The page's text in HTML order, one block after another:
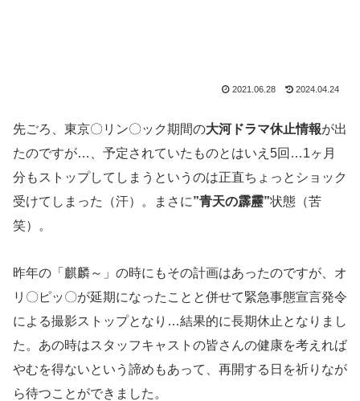
2021.06.28 2024.04.24
先ごろ、東京〇リン〇ック期間の大河ドラマ休止情報が出
たのですが…、予定されていたものとはいえ5回…1ヶ月
分もストップしてしまうというのは正直ちょっとショック
受けてしまった（汗）。まさに”青天の霹靂”状態（苦
笑）。
昨年の「麒麟～」の時にもその計画はあったのですが、オ
リ〇ピッ〇が延期になったことと併せて緊急事態宣言発令
による撮影ストップとなり…結果的に長期休止となりまし
た。あの時はスタッフキャストの皆さんの健康を考えれば
やむを得ないという諦めもあって、再開する日を祈りなが
ら待つことができました。